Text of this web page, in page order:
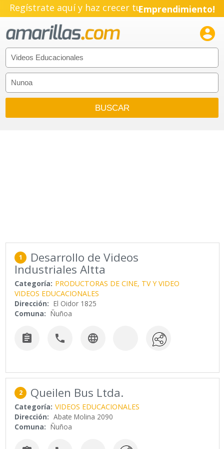
Regístrate aquí y haz crecer tuEmprendimiento!

1 Desarrollo de Videos
Industriales Altta
Categoría: PRODUCTORAS DE CINE, TV Y VIDEO
VIDEOS EDUCACIONALES
Dirección: El Oidor 1825
Comuna: Ñuñoa
  
2 Queilen Bus Ltda.
Categoría: VIDEOS EDUCACIONALES
Dirección: Abate Molina 2090
Comuna: Ñuñoa